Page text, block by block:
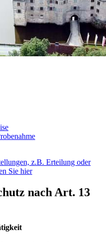
z.B. Erteilung oder
Sie hier
nach Art. 13